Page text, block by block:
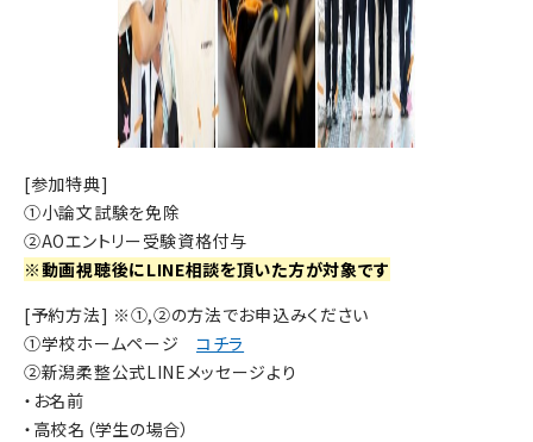
[参加特典]
①小論文試験を免除
②AOエントリー受験資格付与
※動画視聴後にLINE相談を頂いた方が対象です
[予約方法] ※①,②の方法でお申込みください
①学校ホームページ コチラ
②新潟柔整公式LINEメッセージより
・お名前
・高校名（学生の場合）